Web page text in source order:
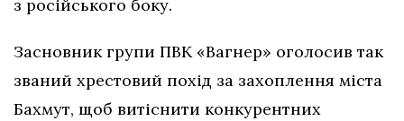
з російського боку.
Засновник групи ПВК «Вагнер» оголосив так
званий хрестовий похід за захоплення міста
Бахмут, щоб витіснити конкурентних